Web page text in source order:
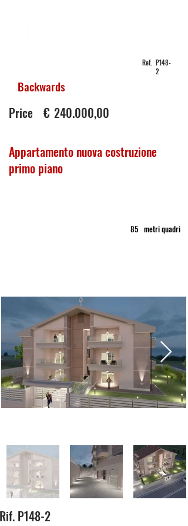
Backwards
Ref. P148-
2
Price € 240.000,00
Appartamento nuova costruzione
primo piano
85 metri quadri
Rif. P148-2